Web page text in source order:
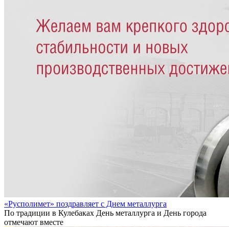
«Русполимет» поздравляет с Днем металлурга
По традиции в Кулебаках День металлурга и День города
отмечают вместе